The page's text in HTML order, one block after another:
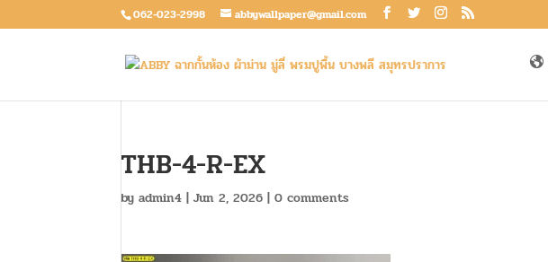
062-023-2998 abbywallpaper@gmail.com
THB-4-R-EX
byadmin4 |Jun 2, 2026 |0 comments